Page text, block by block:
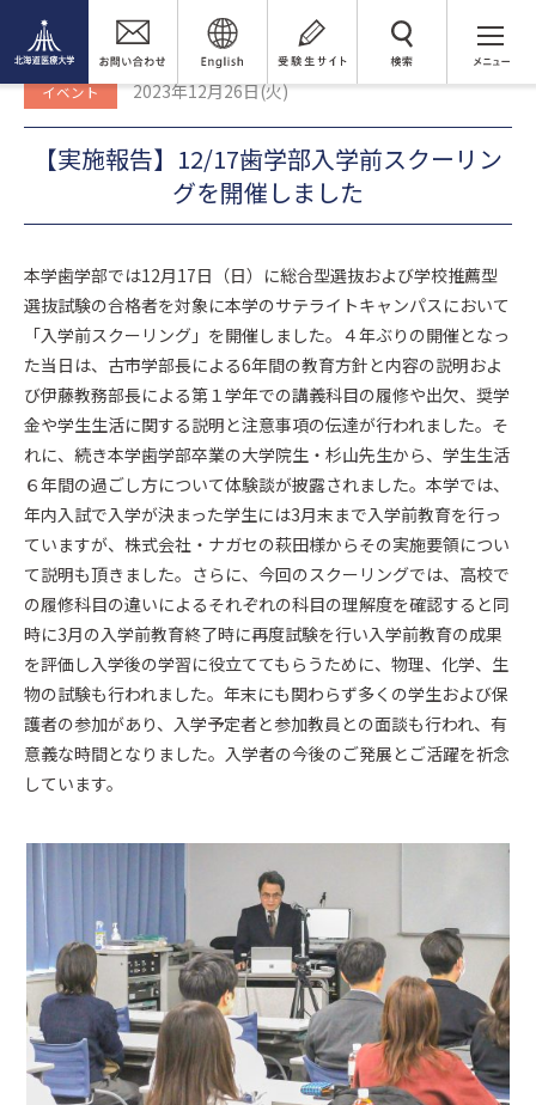
検 索
【実施報告】12/17歯学部入学前スクーリングを開催しました
イベント 2023年12月26日(火)
【実施報告】12/17歯学部入学前スクーリン
グを開催しました
本学歯学部では12月17日（日）に総合型選抜および学校推薦型
選抜試験の合格者を対象に本学のサテライトキャンパスにおいて
「入学前スクーリング」を開催しました。４年ぶりの開催となっ
た当日は、古市学部長による6年間の教育方針と内容の説明およ
び伊藤教務部長による第１学年での講義科目の履修や出欠、奨学
金や学生生活に関する説明と注意事項の伝達が行われました。そ
れに、続き本学歯学部卒業の大学院生・杉山先生から、学生生活
６年間の過ごし方について体験談が披露されました。本学では、
年内入試で入学が決まった学生には3月末まで入学前教育を行っ
ていますが、株式会社・ナガセの萩田様からその実施要領につい
て説明も頂きました。さらに、今回のスクーリングでは、高校で
の履修科目の違いによるそれぞれの科目の理解度を確認すると同
時に3月の入学前教育終了時に再度試験を行い入学前教育の成果
を評価し入学後の学習に役立ててもらうために、物理、化学、生
物の試験も行われました。年末にも関わらず多くの学生および保
護者の参加があり、入学予定者と参加教員との面談も行われ、有
意義な時間となりました。入学者の今後のご発展とご活躍を祈念
しています。